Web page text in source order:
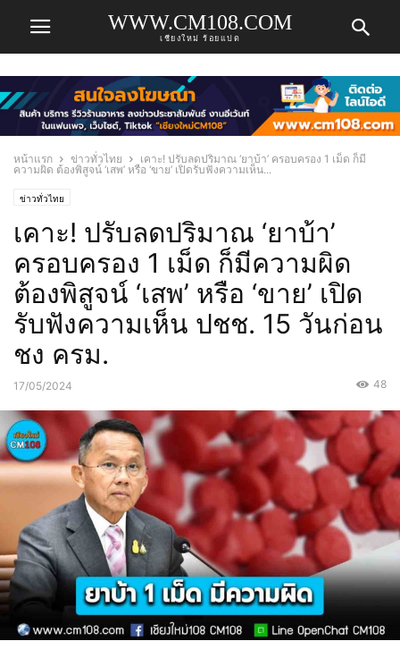
WWW.CM108.COM
เชียงใหม่ ร้อยแปด
หน้าแรก ข่าวทั่วไทย
เคาะ! ปรับลดปริมาณ ‘ยาบ้า’ ครอบครอง 1 เม็ด ก็มี
ความผิด ต้องพิสูจน์ ‘เสพ’ หรือ ‘ขาย’ เปิดรับฟังความเห็น...
ข่าวทั่วไทย
เคาะ! ปรับลดปริมาณ ‘ยาบ้า’
ครอบครอง 1 เม็ด ก็มีความผิด
ต้องพิสูจน์ ‘เสพ’ หรือ ‘ขาย’ เปิด
รับฟังความเห็น ปชช. 15 วันก่อน
ชง ครม.
17/05/2024 48